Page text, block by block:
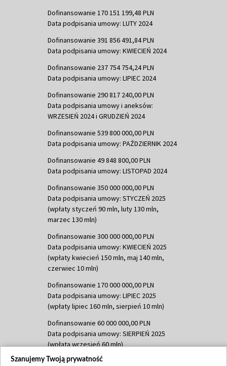
Dofinansowanie 170 151 199,48 PLN
Data podpisania umowy: LUTY 2024
Dofinansowanie 391 856 491,84 PLN
Data podpisania umowy: KWIECIEŃ 2024
Dofinansowanie 237 754 754,24 PLN
Data podpisania umowy: LIPIEC 2024
Dofinansowanie 290 817 240,00 PLN
Data podpisania umowy i aneksów:
WRZESIEŃ 2024 i GRUDZIEŃ 2024
Dofinansowanie 539 800 000,00 PLN
Data podpisania umowy: PAŹDZIERNIK 2024
Dofinansowanie 49 848 800,00 PLN
Data podpisania umowy: LISTOPAD 2024
Dofinansowanie 350 000 000,00 PLN
Data podpisania umowy: STYCZEŃ 2025
(wpłaty styczeń 90 mln, luty 130 mln,
marzec 130 mln)
Dofinansowanie 300 000 000,00 PLN
Data podpisania umowy: KWIECIEŃ 2025
(wpłaty kwiecień 150 mln, maj 140 mln,
czerwiec 10 mln)
Dofinansowanie 170 000 000,00 PLN
Data podpisania umowy: LIPIEC 2025
(wpłaty lipiec 160 mln, sierpień 10 mln)
Dofinansowanie 60 000 000,00 PLN
Data podpisania umowy: SIERPIEŃ 2025
(wpłata wrzesień 60 mln)
Dofinansowanie 635 783 051,21 PLN
Szanujemy Twoją prywatność